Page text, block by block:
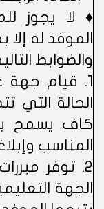
♦ لا يجوز
الموفد له إلا
والضوابط
1. قيام جهة
الحالة
كاف يسمح
المناسب
2. توفر
الجهة